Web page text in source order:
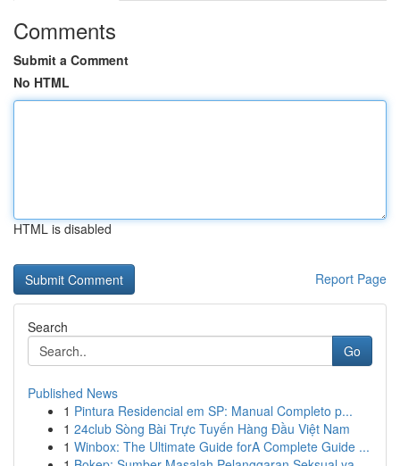
Comments
Submit a Comment
No HTML
HTML is disabled
Report Page
Search
Go
Published News
1 Pintura Residencial em SP: Manual Completo p...
1 24club Sòng Bài Trực Tuyến Hàng Đầu Việt Nam
1 Winbox: The Ultimate Guide forA Complete Guide ...